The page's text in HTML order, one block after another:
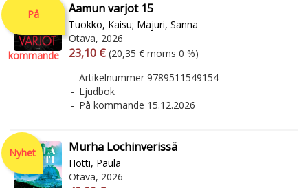
På
kommande
Aamun varjot 15
Tuokko, Kaisu; Majuri, Sanna
Otava, 2026
Arvonlisäverollinen hinta
23,10 € Arvonlisäveroton hinta
(20,35 € moms 0 %)
Artikelnummer 9789511549154
Ljudbok
På kommande 15.12.2026
Nyhet Murha Lochinverissä
Hotti, Paula
Otava, 2026